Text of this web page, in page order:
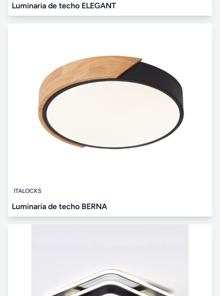
Luminaria de techo ELEGANT
ITALOCKS
Luminaria de techo BERNA